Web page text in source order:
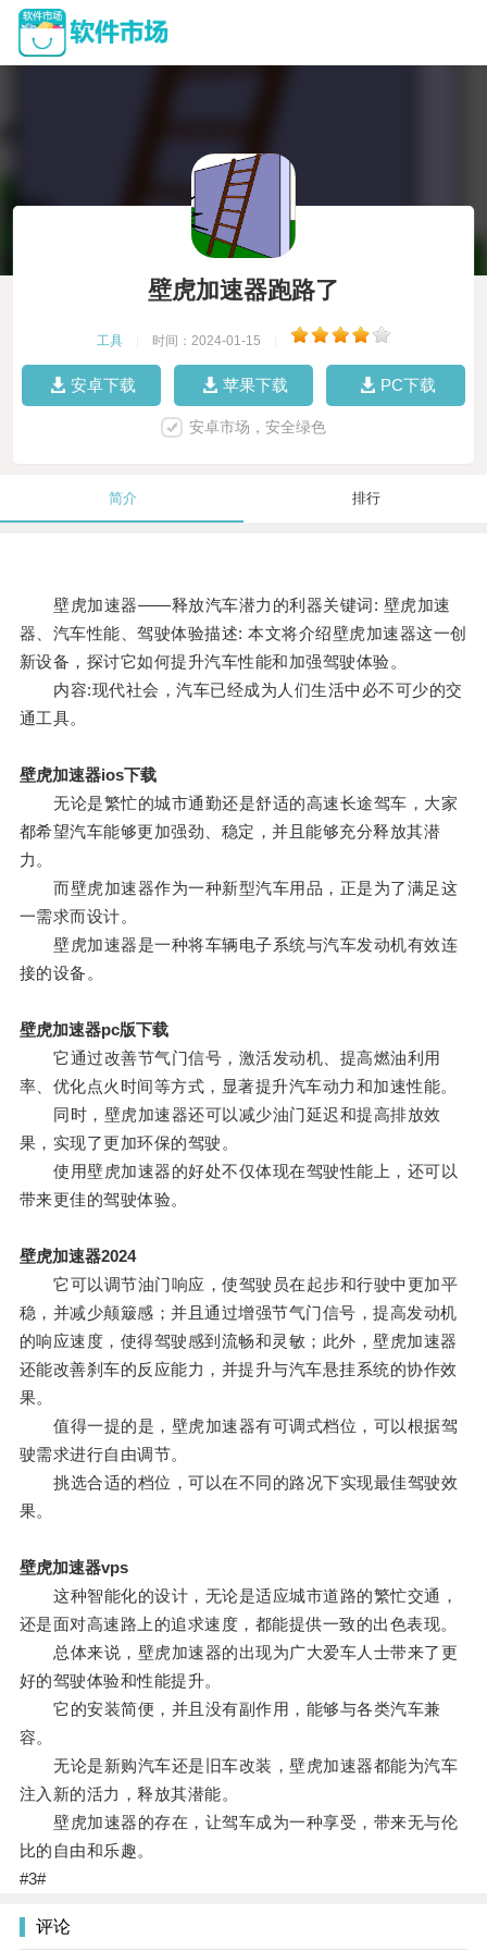
壁虎加速器跑路了
工具 时间：2024-01-15
安卓下载 苹果下载 PC下载
安卓市场，安全绿色
简介 排行
壁虎加速器——释放汽车潜力的利器关键词: 壁虎加速
器、汽车性能、驾驶体验描述: 本文将介绍壁虎加速器这一创
新设备，探讨它如何提升汽车性能和加强驾驶体验。
内容:现代社会，汽车已经成为人们生活中必不可少的交
通工具。
壁虎加速器ios下载
无论是繁忙的城市通勤还是舒适的高速长途驾车，大家
都希望汽车能够更加强劲、稳定，并且能够充分释放其潜
力。
而壁虎加速器作为一种新型汽车用品，正是为了满足这
一需求而设计。
壁虎加速器是一种将车辆电子系统与汽车发动机有效连
接的设备。
壁虎加速器pc版下载
它通过改善节气门信号，激活发动机、提高燃油利用
率、优化点火时间等方式，显著提升汽车动力和加速性能。
同时，壁虎加速器还可以减少油门延迟和提高排放效
果，实现了更加环保的驾驶。
使用壁虎加速器的好处不仅体现在驾驶性能上，还可以
带来更佳的驾驶体验。
壁虎加速器2024
它可以调节油门响应，使驾驶员在起步和行驶中更加平
稳，并减少颠簸感；并且通过增强节气门信号，提高发动机
的响应速度，使得驾驶感到流畅和灵敏；此外，壁虎加速器
还能改善刹车的反应能力，并提升与汽车悬挂系统的协作效
果。
值得一提的是，壁虎加速器有可调式档位，可以根据驾
驶需求进行自由调节。
挑选合适的档位，可以在不同的路况下实现最佳驾驶效
果。
壁虎加速器vps
这种智能化的设计，无论是适应城市道路的繁忙交通，
还是面对高速路上的追求速度，都能提供一致的出色表现。
总体来说，壁虎加速器的出现为广大爱车人士带来了更
好的驾驶体验和性能提升。
它的安装简便，并且没有副作用，能够与各类汽车兼
容。
无论是新购汽车还是旧车改装，壁虎加速器都能为汽车
注入新的活力，释放其潜能。
壁虎加速器的存在，让驾车成为一种享受，带来无与伦
比的自由和乐趣。
#3#
评论